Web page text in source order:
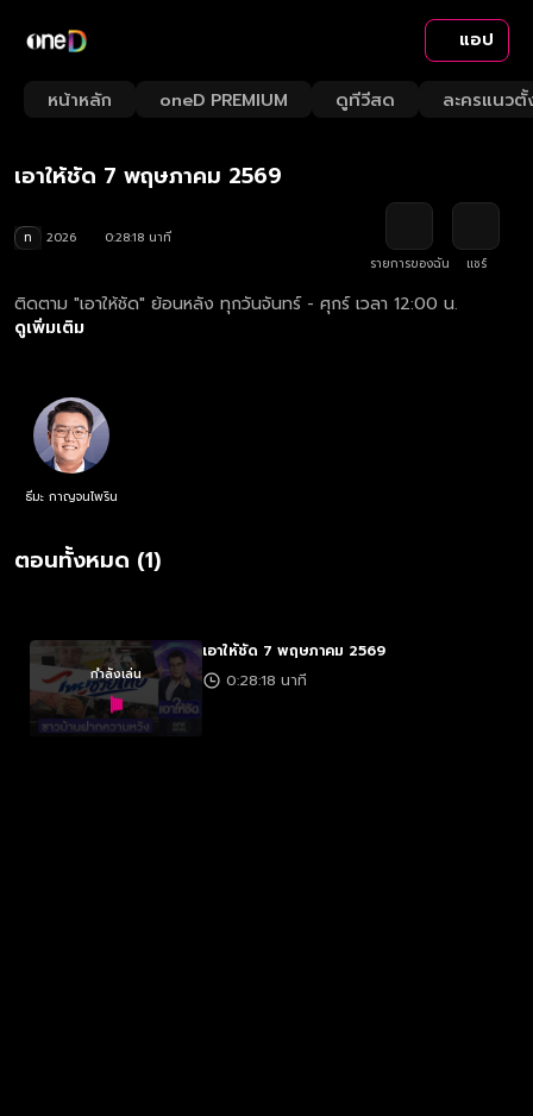
แอป
หน้าหลัก oneD PREMIUM ดูทีวีสด ละครแนวตั้
Loaded:
3.53%
Rate
เอาให้ชัด 7 พฤษภาคม 2569
ท 2026
0:28:18 นาที
รายการของฉัน
แชร์
ติดตาม "เอาให้ชัด" ย้อนหลัง ทุกวันจันทร์ - ศุกร์ เวลา 12:00 น.
ดูเพิ่มเติม
ธีมะ กาญจนไพริน
ตอนทั้งหมด (1)
กำลังเล่น
เอาให้ชัด 7 พฤษภาคม 2569
0:28:18 นาที